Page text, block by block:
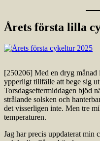
Årets första lilla
[250206] Med en dryg månad
ypperligt tillfälle att bege sig
Torsdagseftermiddagen bjöd
strålande solsken och
det visserligen inte. Men tre
temperaturen.
Jag har precis uppdaterat min